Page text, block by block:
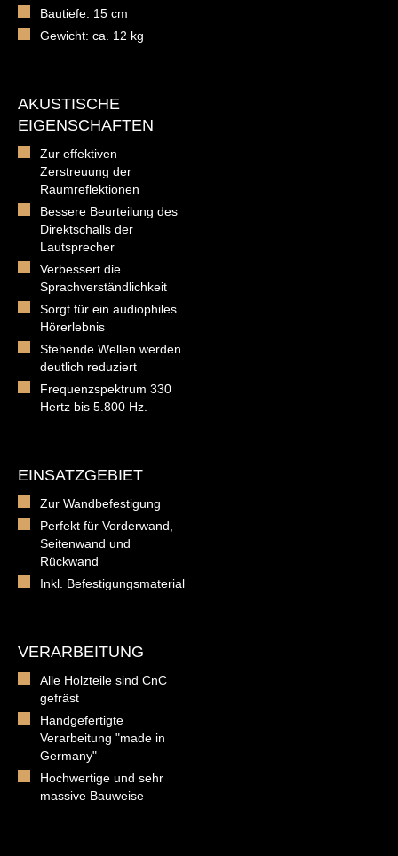
Bautiefe: 15 cm
Gewicht: ca. 12 kg
AKUSTISCHE
EIGENSCHAFTEN
Zur effektiven
Zerstreuung der
Raumreflektionen
Bessere Beurteilung des
Direktschalls der
Lautsprecher
Verbessert die
Sprachverständlichkeit
Sorgt für ein audiophiles
Hörerlebnis
Stehende Wellen werden
deutlich reduziert
Frequenzspektrum 330
Hertz bis 5.800 Hz.
EINSATZGEBIET
Zur Wandbefestigung
Perfekt für Vorderwand,
Seitenwand und
Rückwand
Inkl. Befestigungsmaterial
VERARBEITUNG
Alle Holzteile sind CnC
gefräst
Handgefertigte
Verarbeitung "made in
Germany"
Hochwertige und sehr
massive Bauweise